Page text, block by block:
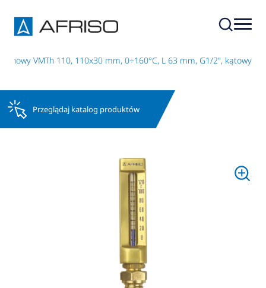
VMTh 110, 110x30 mm, 0÷160°C, L 63 mm, G1/2", kątowy
Przeglądaj katalog produktów